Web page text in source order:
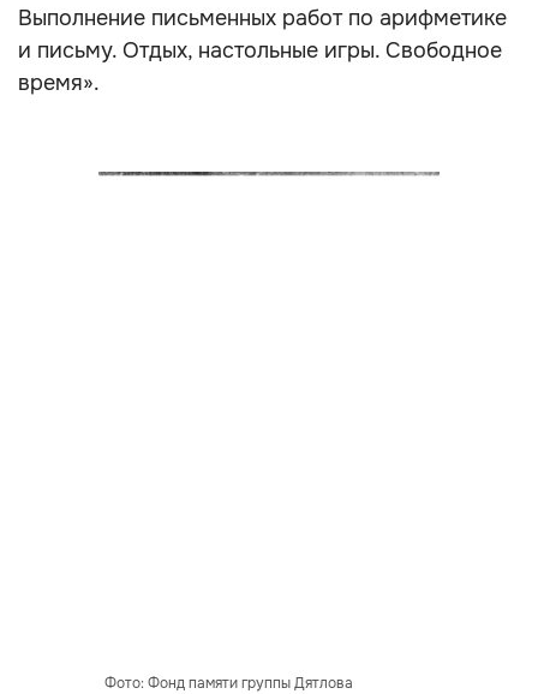
Выполнение письменных работ по арифметике
и письму. Отдых, настольные игры. Свободное
время».
Фото: Фонд памяти группы Дятлова